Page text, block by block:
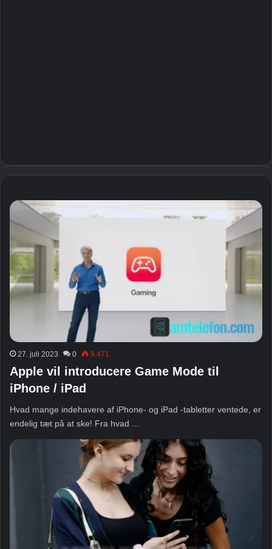
27. juli 2023 0 9.471
Apple vil introducere Game Mode til
iPhone / iPad
Hvad mange indehavere af iPhone- og iPad -tabletter ventede, er
endelig tæt på at ske! Fra hvad ...